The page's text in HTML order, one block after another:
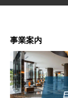
事業案内